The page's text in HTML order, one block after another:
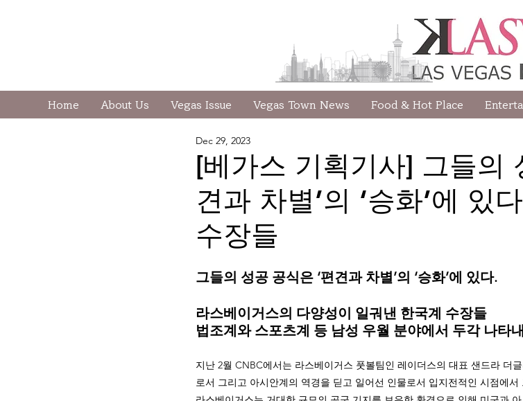
Home About Us Vegas Issue Vegas Town News Food & Hot Place
[베가스 기획기사] 그들의
견과 차별’의 ‘승화’에 있
수장들
Dec 29, 2023
그들의 성공 공식은 ‘편견과 차별’의 ‘승화’에 있다.
라스베이거스의 다양성이 일궈낸 한국계 수장들
법조계와 스포츠계 등 남성 우월 분야에서 두각 나타내
지난 2월 CNBC에서는 라스베이거스 풋볼팀인 레이더스의 대표 샌드라 더
로서 그리고 아시안계의 역경을 딛고 일어선 인물로서 입지전적인 시점에